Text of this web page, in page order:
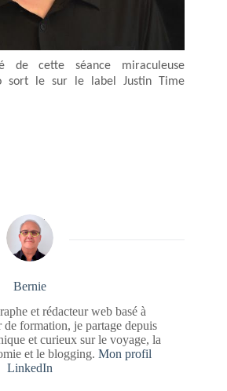
de cette séance miraculeuse
sort le sur le label Justin Time
Bernie
et rédacteur web basé à
formation, je partage depuis
et curieux sur le voyage, la
et le blogging. Mon profil
LinkedIn